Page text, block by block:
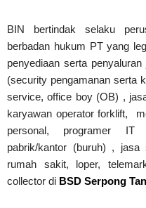
BIN bertindak selaku
berbadan hukum PT yang
penyediaan serta
(security pengamanan serta
service, office boy (OB) ,
karyawan operator forklift,
personal, programer IT
pabrik/kantor (buruh) , jasa
rumah sakit, loper,
collector di BSD Serpong